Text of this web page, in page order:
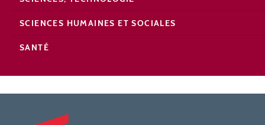
SCIENCES HUMAINES ET SOCIALES
SANTÉ